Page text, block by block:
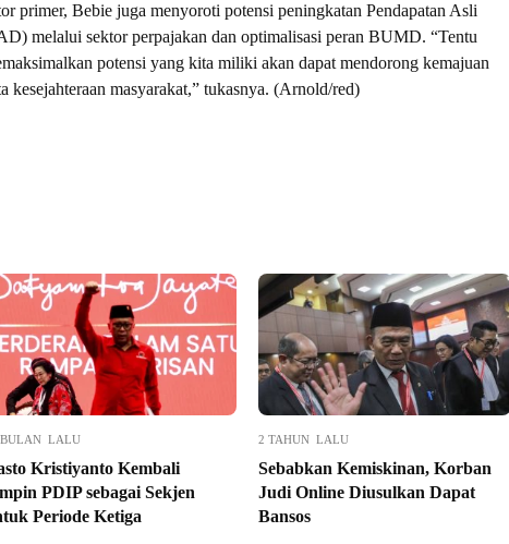
primer, Bebie juga menyoroti potensi peningkatan Pendapatan Asli
melalui sektor perpajakan dan optimalisasi peran BUMD. “Tentu
potensi yang kita miliki akan dapat mendorong kemajuan
kesejahteraan masyarakat,” tukasnya. (Arnold/red)
BULAN LALU
Kristiyanto Kembali
PDIP sebagai Sekjen
Periode Ketiga
2 TAHUN LALU
Sebabkan Kemiskinan, Korban
Judi Online Diusulkan Dapat
Bansos